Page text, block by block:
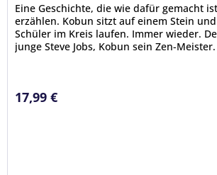
Eine Geschichte, die wie dafür gemacht
erzählen. Kobun sitzt auf einem Stein
Schüler im Kreis laufen. Immer wieder.
junge Steve Jobs, Kobun sein Zen-
17,99 €